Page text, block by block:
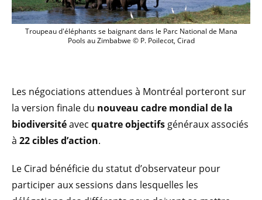
Troupeau d'éléphants se baignant
Troupeau d'éléphants se baignant dans le Parc National de Mana
Pools au Zimbabwe © P. Poilecot, Cirad
Les négociations attendues à Montréal porteront sur
la version finale du nouveau cadre mondial de la
biodiversitéavec quatre objectifs généraux associés
à 22 cibles d’action.
Le Cirad bénéficie du statut d’observateur pour
participer aux sessions dans lesquelles les